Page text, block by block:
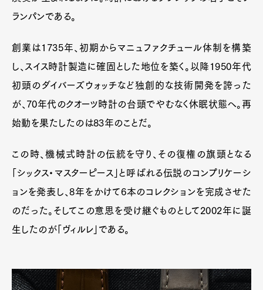
Pen Membership
Magazine
Contact
Pen Meet
Pen international Pen tw
ランパンである。
創業は1735年、初期からマニュファクチュール体制を構築
し、スイス時計製造に確固とした地位を築く。以降1950年代
初頭のダイバーズウォッチなど独創的な技術開発を誇った
が、70年代のクオーツ時計の台頭でやむなく休眠状態へ。再
始動を果たしたのは83年のことだ。
この時、機械式時計の伝統を守り、その復権の旗頭となる
「シックス・マスターピース」と呼ばれる伝説のコンプリケーシ
ョンを発表し、8年をかけて6本のコレクションを完成させた
のだった。そしてこの意思を受け継ぐものとして2002年に誕
生したのが「ヴィルレ」である。